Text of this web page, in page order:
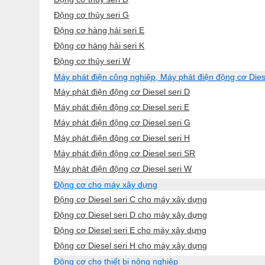
Động cơ thủy seri G
Động cơ hàng hải seri E
Động cơ hàng hải seri K
Động cơ thủy seri W
Máy phát điện công nghiệp, Máy phát điện động cơ
Máy phát điện động cơ Diesel seri D
Máy phát điện động cơ Diesel seri E
Máy phát điện động cơ Diesel seri G
Máy phát điện động cơ Diesel seri H
Máy phát điện động cơ Diesel seri SR
Máy phát điện động cơ Diesel seri W
Động cơ cho máy xây dựng
Động cơ Diesel seri C cho máy xây dựng
Động cơ Diesel seri D cho máy xây dựng
Động cơ Diesel seri E cho máy xây dựng
Động cơ Diesel seri H cho máy xây dựng
Động cơ cho thiết bị nông nghiệp